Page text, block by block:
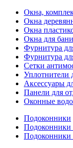
Окна,
Окна
Окна
Окна для
Фурнитура
Фурнитура
Сетки
Уплотнители
Аксессуары
Панели для
Оконные
Подоконники
Подоконники